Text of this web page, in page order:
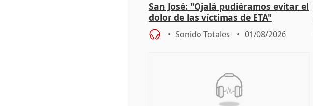
San José: "Ojalá pudiéramos evitar el
dolor de las víctimas de ETA"
Sonido Totales 01/08/2026